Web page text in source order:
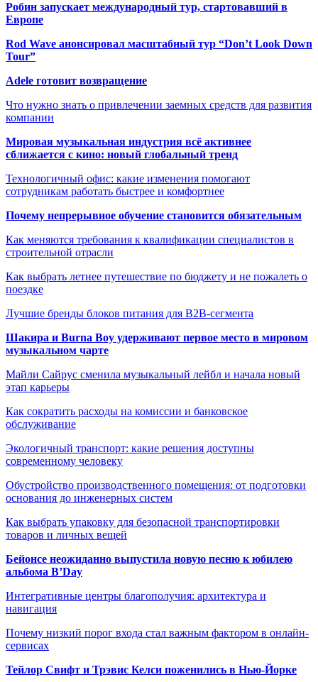
Робин запускает международный тур, стартовавший в
Европе
Rod Wave анонсировал масштабный тур “Don’t Look Down
Tour”
Adele готовит возвращение
Что нужно знать о привлечении заемных средств для развития
компании
Мировая музыкальная индустрия всё активнее
сближается с кино: новый глобальный тренд
Технологичный офис: какие изменения помогают
сотрудникам работать быстрее и комфортнее
Почему непрерывное обучение становится обязательным
Как меняются требования к квалификации специалистов в
строительной отрасли
Как выбрать летнее путешествие по бюджету и не пожалеть о
поездке
Лучшие бренды блоков питания для B2B-сегмента
Шакира и Burna Boy удерживают первое место в мировом
музыкальном чарте
Майли Сайрус сменила музыкальный лейбл и начала новый
этап карьеры
Как сократить расходы на комиссии и банковское
обслуживание
Экологичный транспорт: какие решения доступны
современному человеку
Обустройство производственного помещения: от подготовки
основания до инженерных систем
Как выбрать упаковку для безопасной транспортировки
товаров и личных вещей
Бейонсе неожиданно выпустила новую песню к юбилею
альбома B’Day
Интегративные центры благополучия: архитектура и
навигация
Почему низкий порог входа стал важным фактором в онлайн-
сервисах
Тейлор Свифт и Трэвис Келси поженились в Нью-Йорке